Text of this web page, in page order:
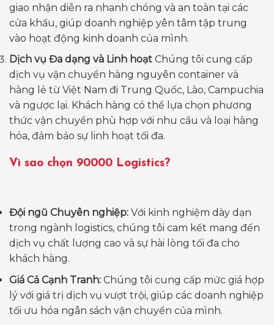
giao nhận diễn ra nhanh chóng và an toàn tại các
cửa khẩu, giúp doanh nghiệp yên tâm tập trung
vào hoạt động kinh doanh của mình.
Dịch vụ Đa dạng và Linh hoạt Chúng tôi cung cấp
dịch vụ vận chuyển hàng nguyên container và
hàng lẻ từ Việt Nam đi Trung Quốc, Lào, Campuchia
và ngược lại. Khách hàng có thể lựa chọn phương
thức vận chuyển phù hợp với nhu cầu và loại hàng
hóa, đảm bảo sự linh hoạt tối đa.
Vì sao chọn 90000 Logistics?
Đội ngũ Chuyên nghiệp: Với kinh nghiệm dày dạn
trong ngành logistics, chúng tôi cam kết mang đến
dịch vụ chất lượng cao và sự hài lòng tối đa cho
khách hàng.
Giá Cả Cạnh Tranh: Chúng tôi cung cấp mức giá hợp
lý với giá trị dịch vụ vượt trội, giúp các doanh nghiệp
tối ưu hóa ngân sách vận chuyển của mình.